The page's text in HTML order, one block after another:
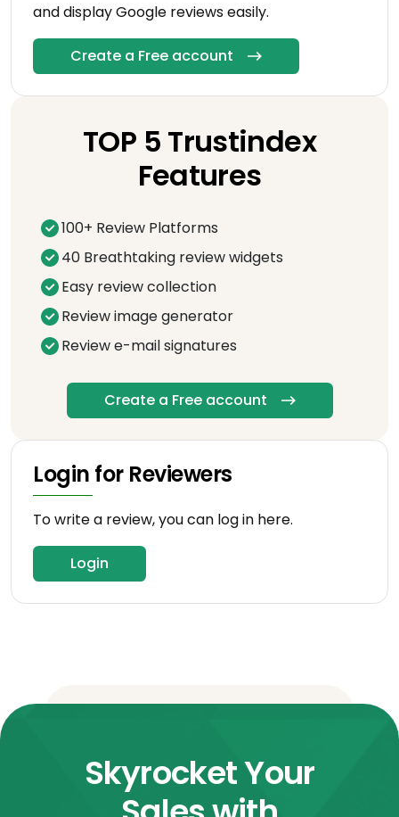
and display Google reviews easily.
Create a Free account
TOP 5 Trustindex
Features
100+ Review Platforms
40 Breathtaking review widgets
Easy review collection
Review image generator
Review e-mail signatures
Create a Free account
Login for Reviewers
To write a review, you can log in here.
Login
Skyrocket Your